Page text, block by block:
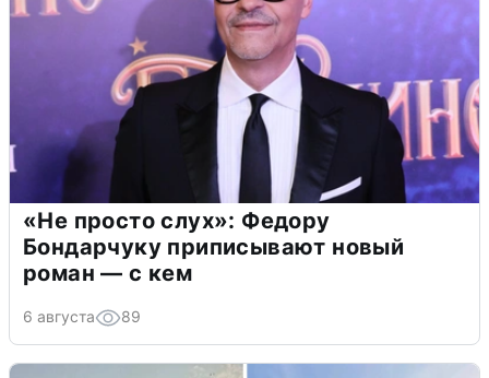
«Не просто слух»: Федору
Бондарчуку приписывают новый
роман — с кем
6 августа 89